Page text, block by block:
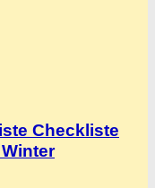
Checkliste